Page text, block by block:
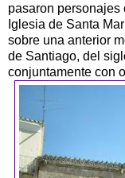
pasaron personajes
Iglesia de Santa
sobre una anterior
de Santiago, del
conjuntamente con